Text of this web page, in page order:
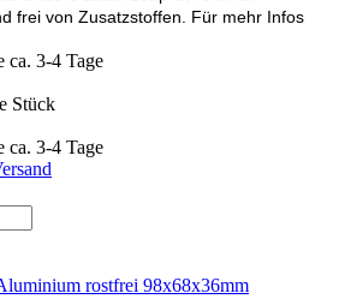
frei von Zusatzstoffen. Für mehr Infos
ca. 3-4 Tage
Stück
ca. 3-4 Tage